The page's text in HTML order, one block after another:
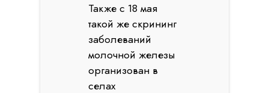
Также с 18 мая
такой же скрининг
заболеваний
молочной железы
организован в
селах